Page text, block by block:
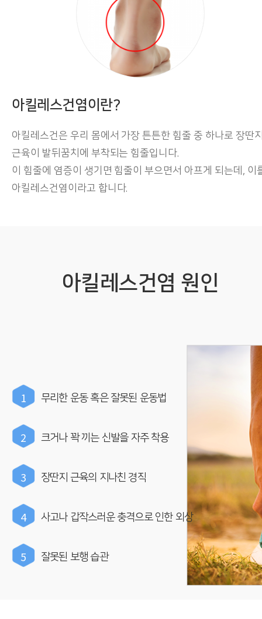
아킬레스건염이란?
아킬레스건은 우리 몸에서 가장 튼튼한 힘줄 중 하나로 장딴
근육이 발뒤꿈치에 부착되는 힘줄입니다.
이 힘줄에 염증이 생기면 힘줄이 부으면서 아프게 되는데, 이
아킬레스건염이라고 합니다.
아킬레스건염 원인
1 무리한 운동 혹은 잘못된 운동법
2 크거나 꽉 끼는 신발을 자주 착용
3 장딴지 근육의 지나친 경직
4 사고나 갑작스러운 충격으로 인한 외상
5 잘못된 보행 습관